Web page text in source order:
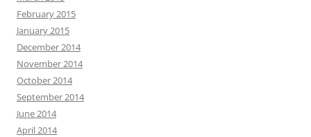
February 2015
January 2015
December 2014
November 2014
October 2014
September 2014
June 2014
April 2014